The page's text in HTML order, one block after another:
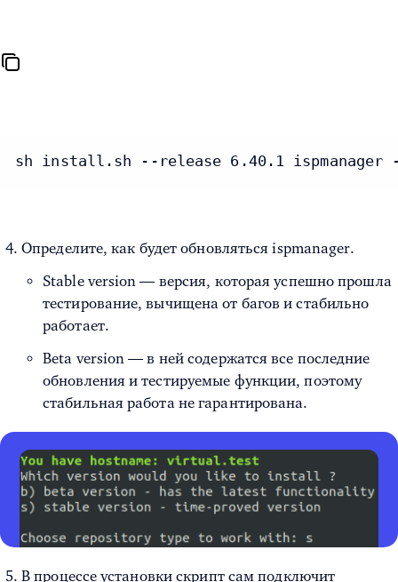
sh install.sh --release 6.40.1 ispmanager
Определите, как будет обновляться ispmanager.
Stable version — версия, которая успешно прошла
тестирование, вычищена от багов и стабильно
работает.
Beta version — в ней содержатся все последние
обновления и тестируемые функции, поэтому
стабильная работа не гарантирована.
В процессе установки скрипт сам подключит